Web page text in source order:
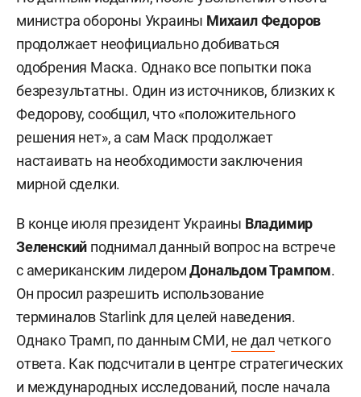
министра обороны Украины Михаил Федоров
продолжает неофициально добиваться
одобрения Маска. Однако все попытки пока
безрезультатны. Один из источников, близких к
Федорову, сообщил, что «положительного
решения нет», а сам Маск продолжает
настаивать на необходимости заключения
мирной сделки.
В конце июля президент Украины Владимир
Зеленский поднимал данный вопрос на встрече
с американским лидеромДональдом Трампом.
Он просил разрешить использование
терминалов Starlink для целей наведения.
Однако Трамп, по данным СМИ, не дал четкого
ответа. Как подсчитали в центре стратегических
и международных исследований, после начала